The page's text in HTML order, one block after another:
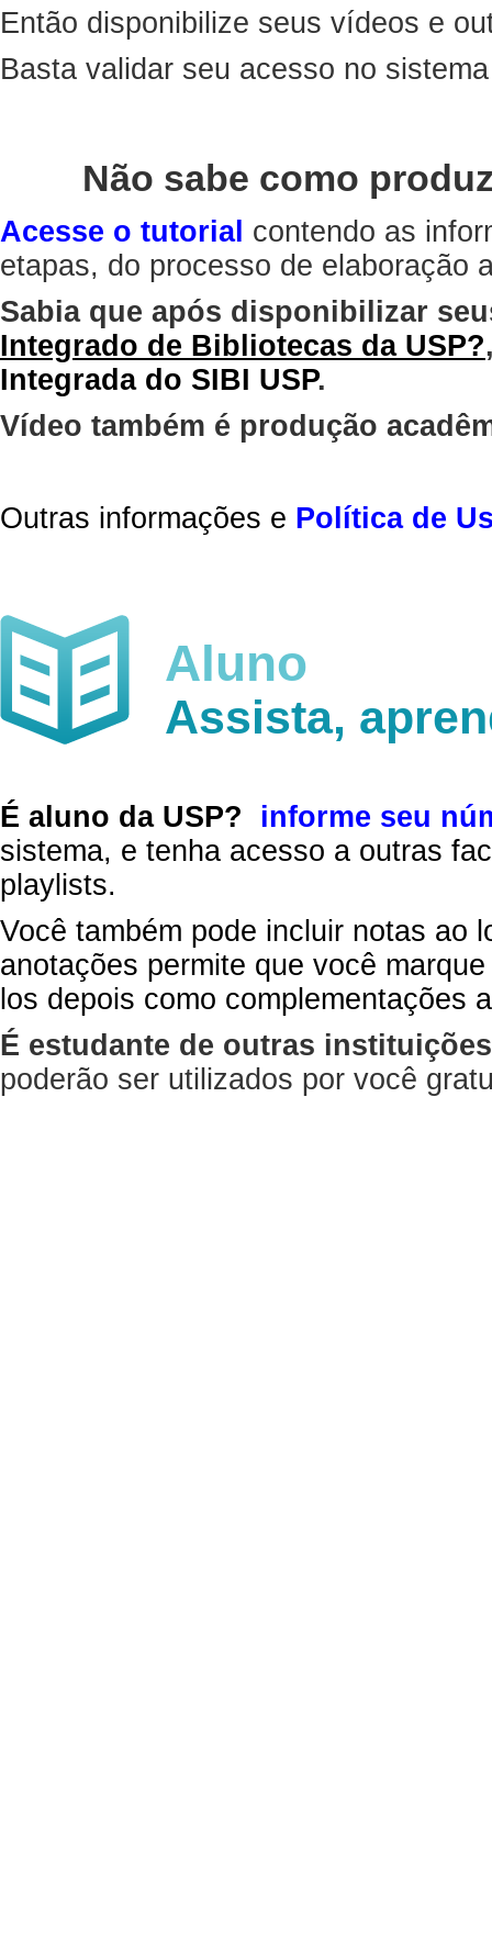
Então disponibilize seus vídeos e
Basta validar seu acesso no
Não sabe como
Acesse o tutorial contendo as
etapas, do processo de elaboração
Sabia que após disponibilizar
Integrado de Bibliotecas da USP?
Integrada do SIBI USP.
Vídeo também é produção
Outras informações e Política de
Aluno
Assista,
É aluno da USP?
informe seu
sistema, e tenha acesso a outras
playlists.
Você também pode incluir notas ao
anotações permite que você
los depois como complementações
É estudante de outras
poderão ser utilizados por você